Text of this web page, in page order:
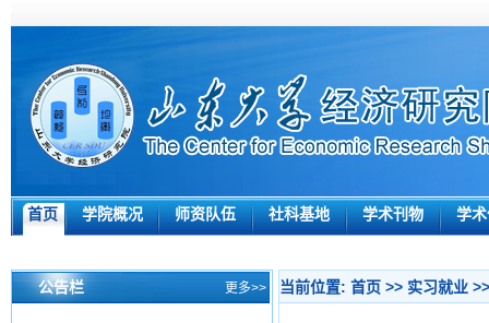
首页 学院概况 师资队伍 社科基地 学术刊物 学
公告栏 更多>> 当前位置: 首页 >> 实习就业